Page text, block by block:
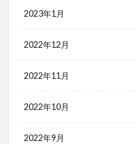
2023年1月
2022年12月
2022年11月
2022年10月
2022年9月